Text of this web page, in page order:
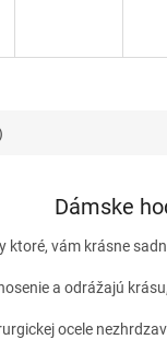
Dámske
ktoré, vám krásne
a odrážajú
ocele